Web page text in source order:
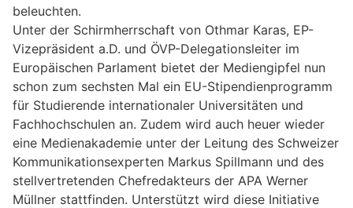
beleuchten.
Unter der Schirmherrschaft von Othmar Karas, EP-
Vizepräsident a.D. und ÖVP-Delegationsleiter im
Europäischen Parlament bietet der Mediengipfel nun
schon zum sechsten Mal ein EU-Stipendienprogramm
für Studierende internationaler Universitäten und
Fachhochschulen an. Zudem wird auch heuer wieder
eine Medienakademie unter der Leitung des Schweizer
Kommunikationsexperten Markus Spillmann und des
stellvertretenden Chefredakteurs der APA Werner
Müllner stattfinden. Unterstützt wird diese Initiative